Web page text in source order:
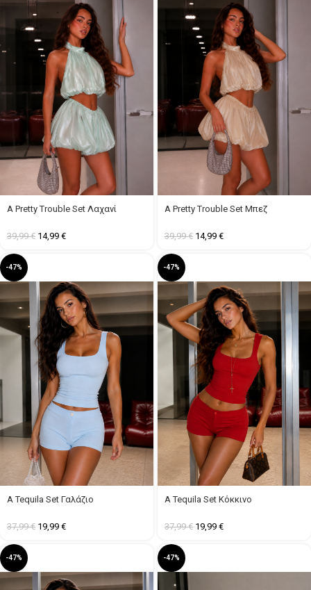
A Pretty Trouble Set Λαχανί
39,99€ 14,99 €
A Pretty Trouble Set Μπεζ
39,99€ 14,99 €
-47%
A Tequila Set Γαλάζιο
37,99€ 19,99 €
-47%
A Tequila Set Κόκκινο
37,99€ 19,99 €
-47% -47%